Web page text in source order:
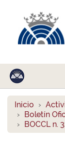
Inicio
Boletín
BOCCL n.